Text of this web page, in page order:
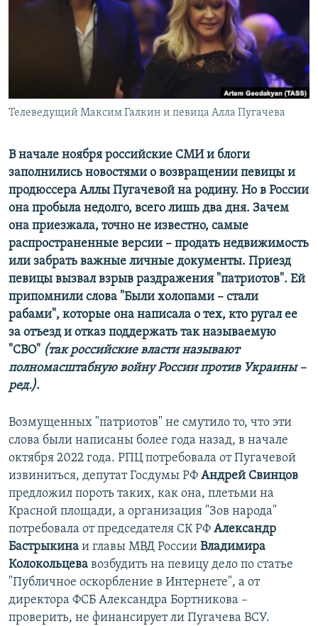
ПОБЕДИТЕЛЕЙ НЕ СУДЯТ?
КРЫМ.НЕПОКОРЕННЫЙ
УКРАИНСКАЯ ПРОБЛЕМА КРЫМА
ПРИСОЕДИНЯЙТЕСЬ!
Все сайты RFE/RL
Телеведущий Максим Галкин и певица Алла Пугачева
В начале ноября российские СМИ и блоги
заполнились новостями о возвращении певицы и
продюссера Аллы Пугачевой на родину. Но в России
она пробыла недолго, всего лишь два дня. Зачем
она приезжала, точно не известно, самые
распространенные версии – продать недвижимость
или забрать важные личные документы. Приезд
певицы вызвал взрыв раздражения "патриотов". Ей
припомнили слова "Были холопами – стали
рабами", которые она написала о тех, кто ругал ее
за отъезд и отказ поддержать так называемую
"СВО" (так российские власти называют
полномасштабную войну России против Украины –
ред.).
Возмущенных "патриотов" не смутило то, что эти
слова были написаны более года назад, в начале
октября 2022 года. РПЦ потребовала от Пугачевой
извиниться, депутат Госдумы РФ Андрей Свинцов
предложил пороть таких, как она, плетьми на
Красной площади, а организация "Зов народа"
потребовала от председателя СК РФ Александр
Бастрыкина и главы МВД России Владимира
Колокольцева возбудить на певицу дело по статье
"Публичное оскорбление в Интернете", а от
директора ФСБ Александра Бортникова –
проверить, не финансирует ли Пугачева ВСУ.